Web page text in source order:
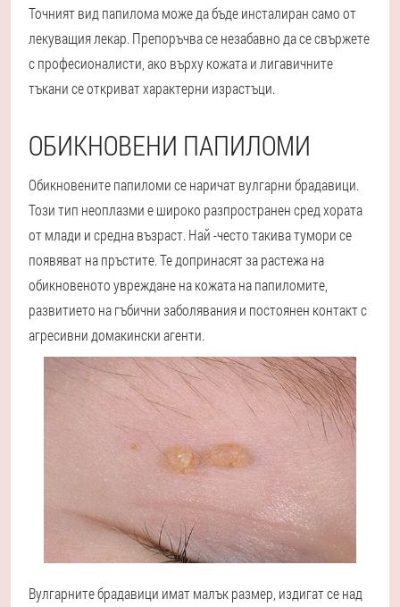
Точният вид папилома може да бъде инсталиран само от
лекуващия лекар. Препоръчва се незабавно да се свържете
с професионалисти, ако върху кожата и лигавичните
тъкани се откриват характерни израстъци.
ОБИКНОВЕНИ ПАПИЛОМИ
Обикновените папиломи се наричат вулгарни брадавици.
Този тип неоплазми е широко разпространен сред хората
от млади и средна възраст. Най -често такива тумори се
появяват на пръстите. Те допринасят за растежа на
обикновеното увреждане на кожата на папиломите,
развитието на гъбични заболявания и постоянен контакт с
агресивни домакински агенти.
Вулгарните брадавици имат малък размер, издигат се над